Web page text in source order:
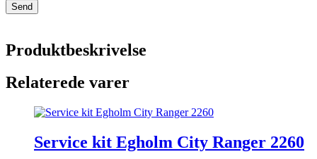
Send
Produktbeskrivelse
Relaterede varer
Service kit Egholm City Ranger 2260